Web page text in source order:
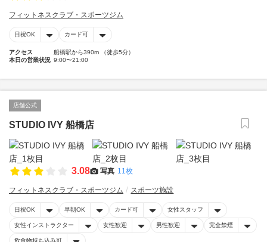
フィットネスクラブ・スポーツジム
日祝OK カード可
アクセス
船橋駅から390m （徒歩5分）
本日の営業状況 9:00〜21:00
店舗公式
STUDIO IVY 船橋店
3.08 写真 11枚
フィットネスクラブ・スポーツジム スポーツ施設
日祝OK 早朝OK カード可 女性スタッフ
女性インストラクター 女性歓迎 男性歓迎 完全禁煙
飲食物持ち込み可